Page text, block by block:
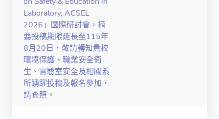
Laboratory, ACSEL
2026」國際研討會，摘
要投稿期限延長至115年
8月20日，敬請轉知貴校
環境保護、職業安全衛
生、實驗室安全及相關系
所踴躍投稿及報名參加，
請查照。